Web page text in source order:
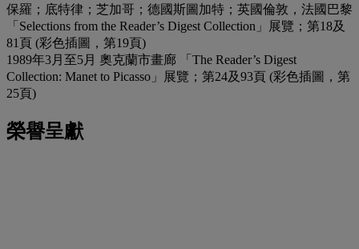
保羅；底特律；芝加哥；德國斯圖加特；英國倫敦，法國巴黎
「Selections from the Reader’s Digest Collection」展覽；第18及
81頁 (彩色插圖，第19頁)
1989年3月至5月 奧克蘭市畫廊 「The Reader’s Digest
Collection: Manet to Picasso」展覽；第24及93頁 (彩色插圖，第
25頁)
榮譽呈獻